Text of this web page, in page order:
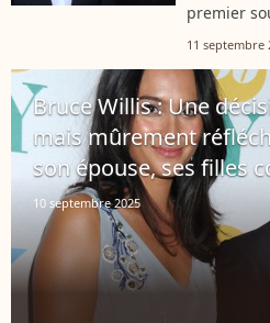
premier
affronter la
époux
11 septembre
Bruce Willis : Une
mais mûrement
son épouse, ses filles
10 septembre 2025